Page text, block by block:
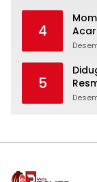
4
Peci
5